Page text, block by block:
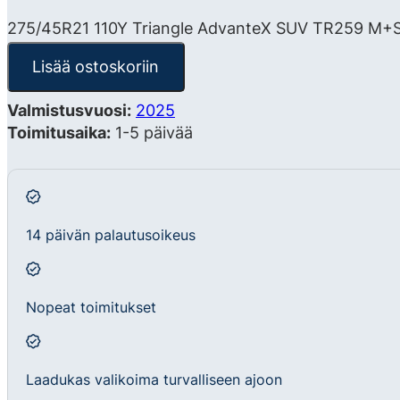
275/45R21 110Y Triangle AdvanteX SUV TR259
Lisää ostoskoriin
Valmistusvuosi: 2025
Toimitusaika: 1-5 päivää
14 päivän palautusoikeus
Nopeat toimitukset
Laadukas valikoima turvalliseen ajoon